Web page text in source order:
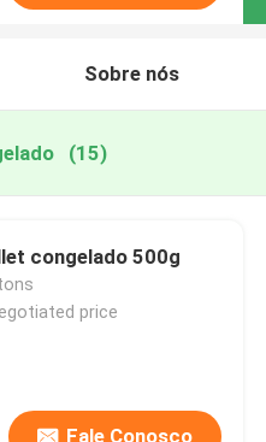
Sobre nós
(15)
congelado 500g
price
Fale Conosco